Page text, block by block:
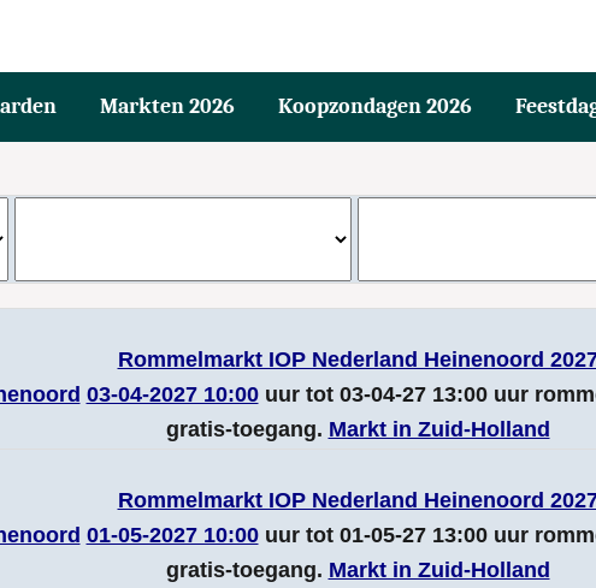
Markten 2026 Koopzondagen 2026
Rommelmarkt IOP Nederland Heinenoord
03-04-2027 10:00uur tot 03-04-27 13:00 uur
gratis-toegang. Markt in Zuid-Holland
Rommelmarkt IOP Nederland Heinenoord
01-05-2027 10:00uur tot 01-05-27 13:00 uur
gratis-toegang. Markt in Zuid-Holland